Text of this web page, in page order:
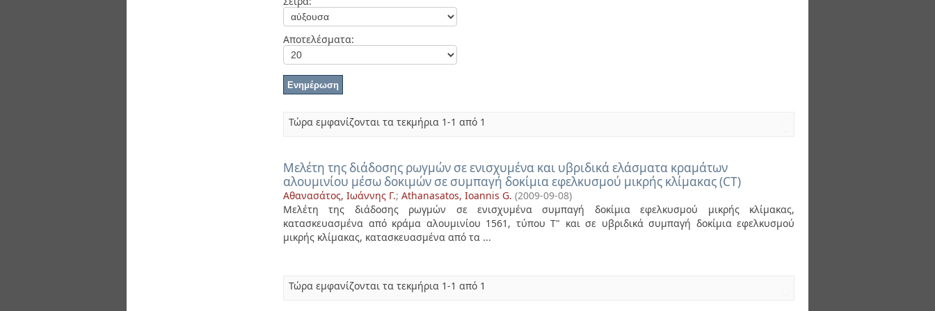
Αποτελέσματα:
Τώρα εμφανίζονται τα τεκμήρια 1-1 από 1
Μελέτη της διάδοσης ρωγμών σε ενισχυμένα και υβριδικά ελάσματα κραμάτων
αλουμινίου μέσω δοκιμών σε συμπαγή δοκίμια εφελκυσμού μικρής κλίμακας (CT)
Αθανασάτος, Ιωάννης Γ.; Athanasatos, Ioannis G. (2009-09-08)
Μελέτη της διάδοσης ρωγμών σε ενισχυμένα συμπαγή δοκίμια εφελκυσμού μικρής κλίμακας,
κατασκευασμένα από κράμα αλουμινίου 1561, τύπου Τ" και σε υβριδικά συμπαγή δοκίμια εφελκυσμού
μικρής κλίμακας, κατασκευασμένα από τα ...
Τώρα εμφανίζονται τα τεκμήρια 1-1 από 1